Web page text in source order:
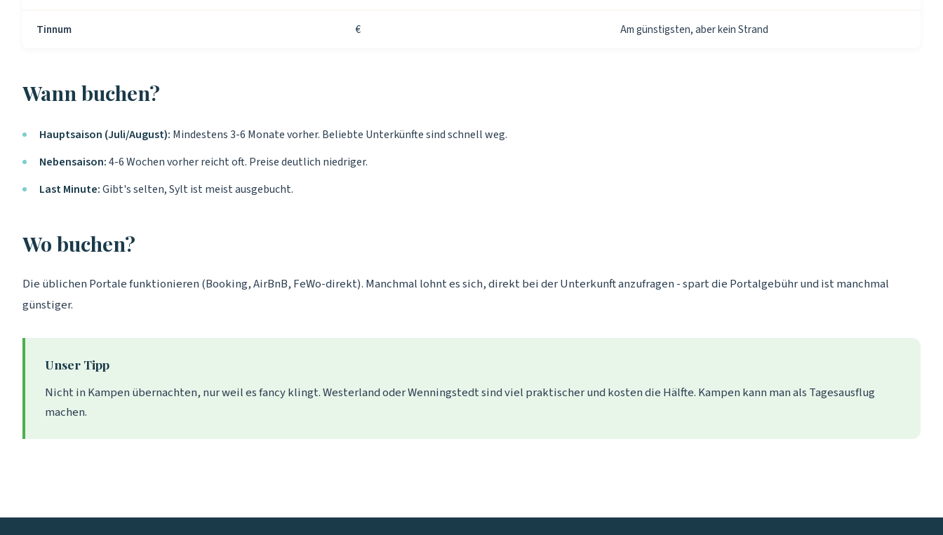
Tinnum € Am günstigsten, aber kein Strand
Wann buchen?
Hauptsaison (Juli/August): Mindestens 3-6 Monate vorher. Beliebte Unterkünfte sind schnell weg.
Nebensaison:4-6 Wochen vorher reicht oft. Preise deutlich niedriger.
Last Minute:Gibt's selten, Sylt ist meist ausgebucht.
Wo buchen?
Die üblichen Portale funktionieren (Booking, AirBnB, FeWo-direkt). Manchmal lohnt es sich, direkt bei der Unterkunft anzufragen - spart die Portalgebühr und ist manchmal
günstiger.
Unser Tipp
Nicht in Kampen übernachten, nur weil es fancy klingt. Westerland oder Wenningstedt sind viel praktischer und kosten die Hälfte. Kampen kann man als Tagesausflug
machen.